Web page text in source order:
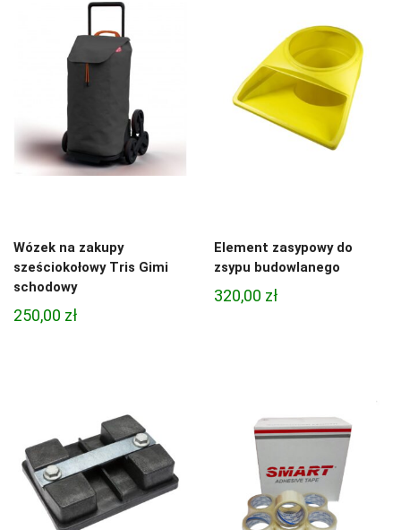
Wózek na zakupy
sześciokołowy Tris Gimi
schodowy
250,00 zł
Element zasypowy do
zsypu budowlanego
320,00 zł